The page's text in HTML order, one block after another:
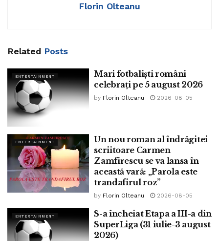
Florin Olteanu
Related Posts
ENTERTAINMENT
Mari fotbaliști români
celebrați pe 5 august 2026
by Florin Olteanu 2026-08-05
ENTERTAINMENT
Un nou roman al îndrăgitei
scriitoare Carmen
Zamfirescu se va lansa în
această vară: „Parola este
trandafirul roz”
by Florin Olteanu 2026-08-05
ENTERTAINMENT
S-a încheiat Etapa a III-a din
SuperLiga (31 iulie-3 august
2026)